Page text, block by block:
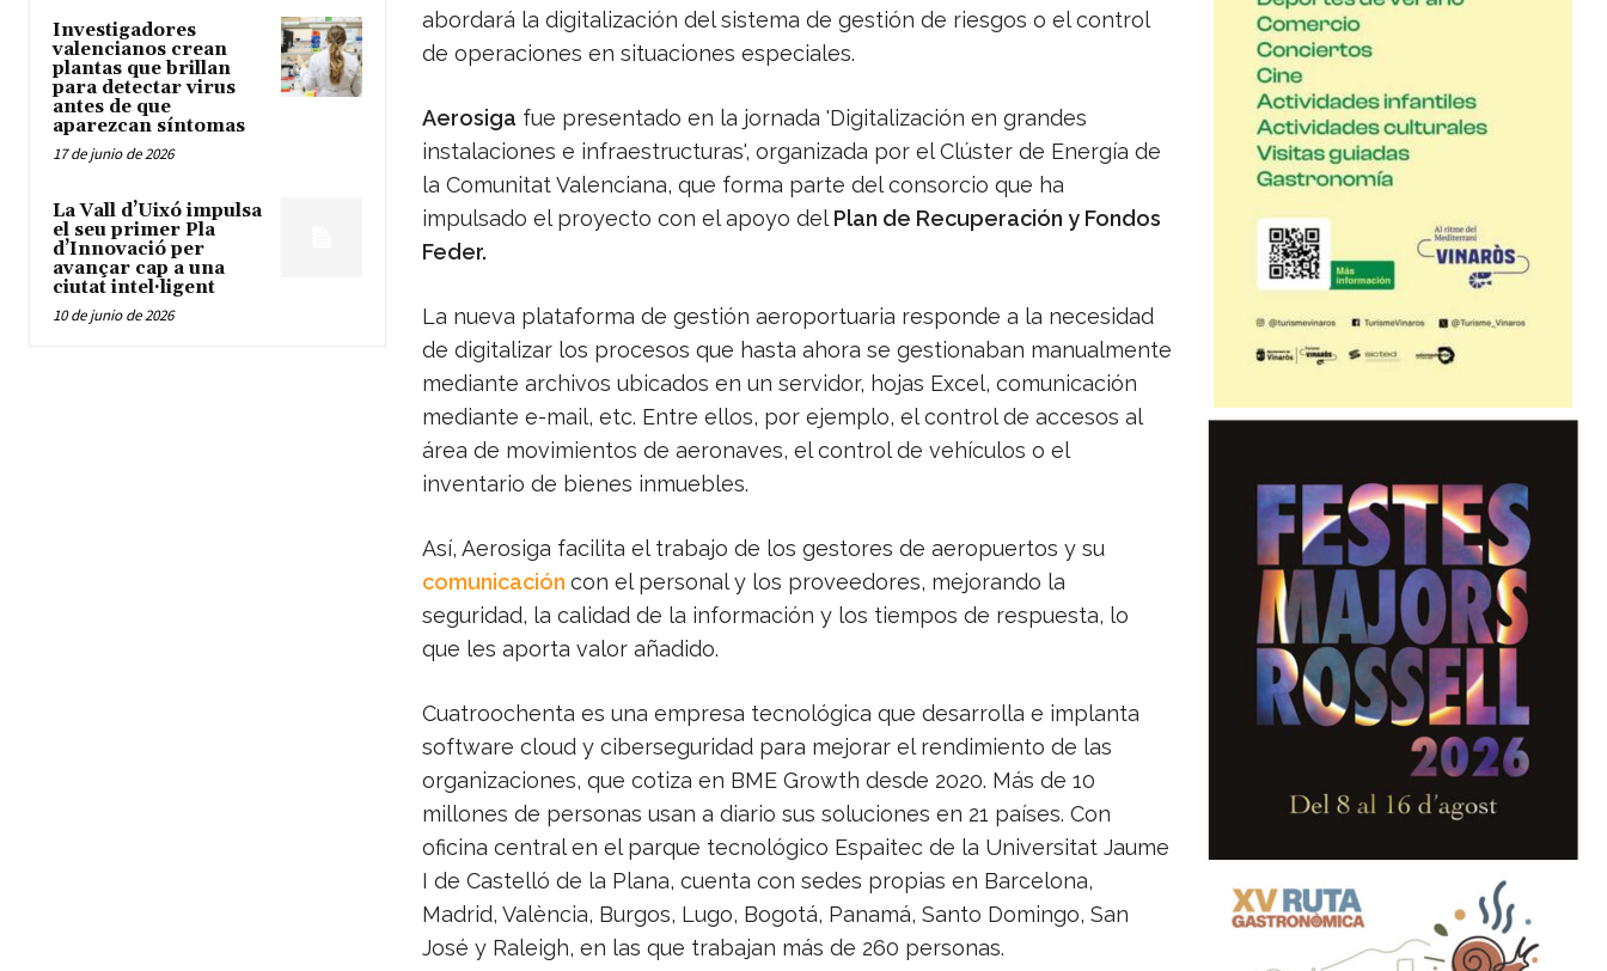
Investigadores
valencianos crean
plantas que brillan
para detectar virus
antes de que
aparezcan síntomas
17 de junio de 2026
La Vall d’Uixó impulsa
el seu primer Pla
d’Innovació per
avançar cap a una
ciutat intel·ligent
10 de junio de 2026
abordará la digitalización del sistema de gestión de riesgos o el control
de operaciones en situaciones especiales.
Aerosiga fue presentado en la jornada 'Digitalización en grandes
instalaciones e infraestructuras', organizada por el Clúster de Energía de
la Comunitat Valenciana, que forma parte del consorcio que ha
impulsado el proyecto con el apoyo delPlan de Recuperación y Fondos
Feder.
La nueva plataforma de gestión aeroportuaria responde a la necesidad
de digitalizar los procesos que hasta ahora se gestionaban manualmente
mediante archivos ubicados en un servidor, hojas Excel, comunicación
mediante e-mail, etc. Entre ellos, por ejemplo, el control de accesos al
área de movimientos de aeronaves, el control de vehículos o el
inventario de bienes inmuebles.
Así, Aerosiga facilita el trabajo de los gestores de aeropuertos y su
comunicación con el personal y los proveedores, mejorando la
seguridad, la calidad de la información y los tiempos de respuesta, lo
que les aporta valor añadido.
Cuatroochenta es una empresa tecnológica que desarrolla e implanta
software cloud y ciberseguridad para mejorar el rendimiento de las
organizaciones, que cotiza en BME Growth desde 2020. Más de 10
millones de personas usan a diario sus soluciones en 21 países. Con
oficina central en el parque tecnológico Espaitec de la Universitat Jaume
I de Castelló de la Plana, cuenta con sedes propias en Barcelona,
Madrid, València, Burgos, Lugo, Bogotá, Panamá, Santo Domingo, San
José y Raleigh, en las que trabajan más de 260 personas.